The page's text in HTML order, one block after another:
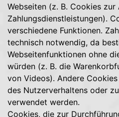
Webseiten (z. B. Cookies
Zahlungsdienstleistungen).
verschiedene Funktionen.
technisch notwendig, da
Webseitenfunktionen ohne
würden (z. B. die
von Videos). Andere
des Nutzerverhaltens oder
verwendet werden.
Cookies, die zur